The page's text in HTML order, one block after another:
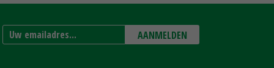
AANMELDEN